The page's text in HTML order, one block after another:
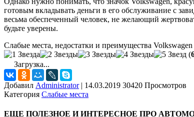
готовым вкладывать деньги в его обслуживание с
весьма обеспеченный человек, не желающий
будьте уверены.
Слабые места, недостатки и преимущества
(
Загрузка...
Добавил Administrator | 14.03.2019 30420 Просмотров
Категория Слабые места
ЕЩЕ ПОЛЕЗНОЕ И ИНТЕРЕСНОЕ ПРО